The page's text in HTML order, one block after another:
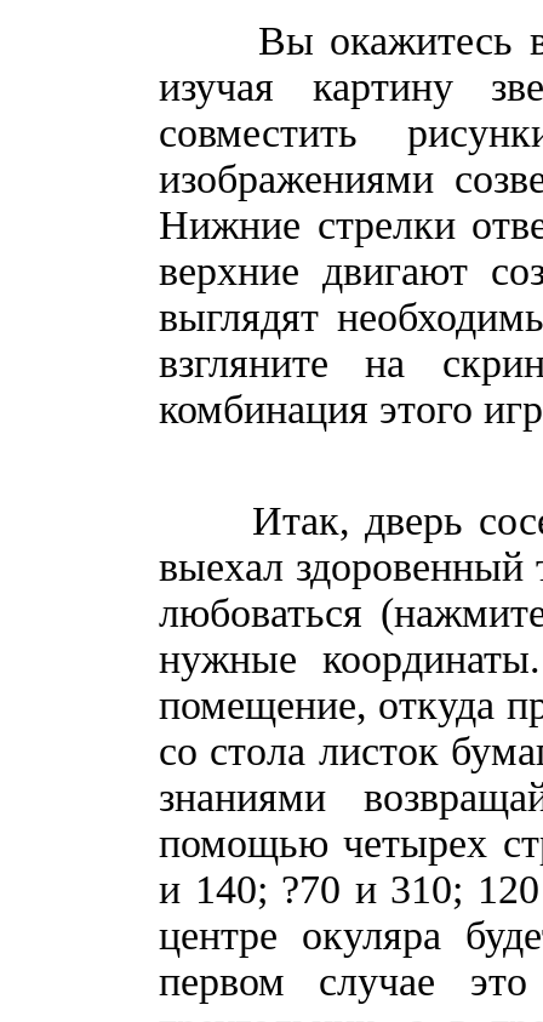
Вы окажитесь в
изучая картину
совместить
изображениями
Нижние стрелки
верхние двигают
выглядят
взгляните на
комбинация этого
Итак, дверь
выехал здоровенный
любоваться
нужные
помещение, откуда
со стола листок
знаниями
помощью четырех
и 140; ?70 и 310;
центре окуляра
первом случае